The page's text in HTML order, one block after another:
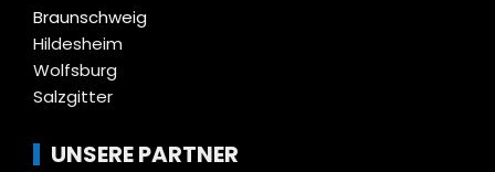
Braunschweig
Hildesheim
Wolfsburg
Salzgitter
UNSERE PARTNER